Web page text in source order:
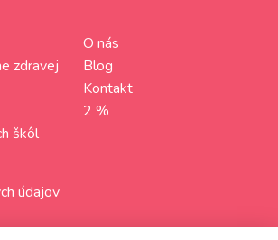
zdravej
škôl
O nás
Blog
Kontakt
2 %
údajov